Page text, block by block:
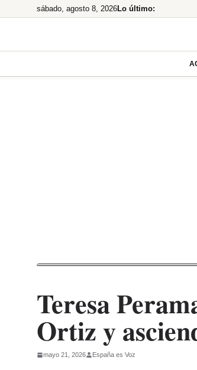
al
sábado, agosto 8, 2026Lo último:
Teresa
Ortiz y
mayo 21, 2026 España es Voz